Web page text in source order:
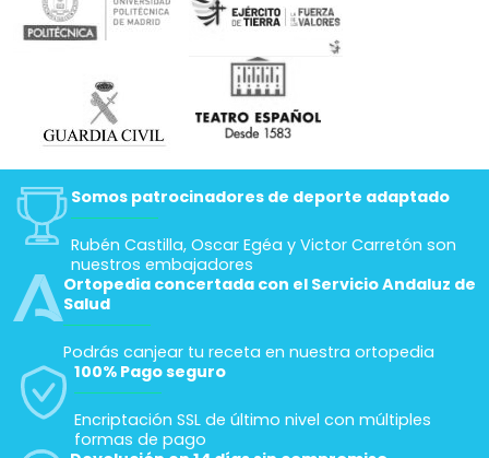
Somos patrocinadores de deporte adaptado
Rubén Castilla, Oscar Egéa y Victor Carretón son
nuestros embajadores
Ortopedia concertada con el Servicio Andaluz de
Salud
Podrás canjear tu receta en nuestra ortopedia
100% Pago seguro
Encriptación SSL de último nivel con múltiples
formas de pago